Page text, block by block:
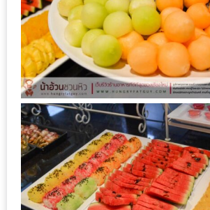
ผล
ผู้
โชค
กับ
น้า
อ้วน
ครั้ง
ที่
1